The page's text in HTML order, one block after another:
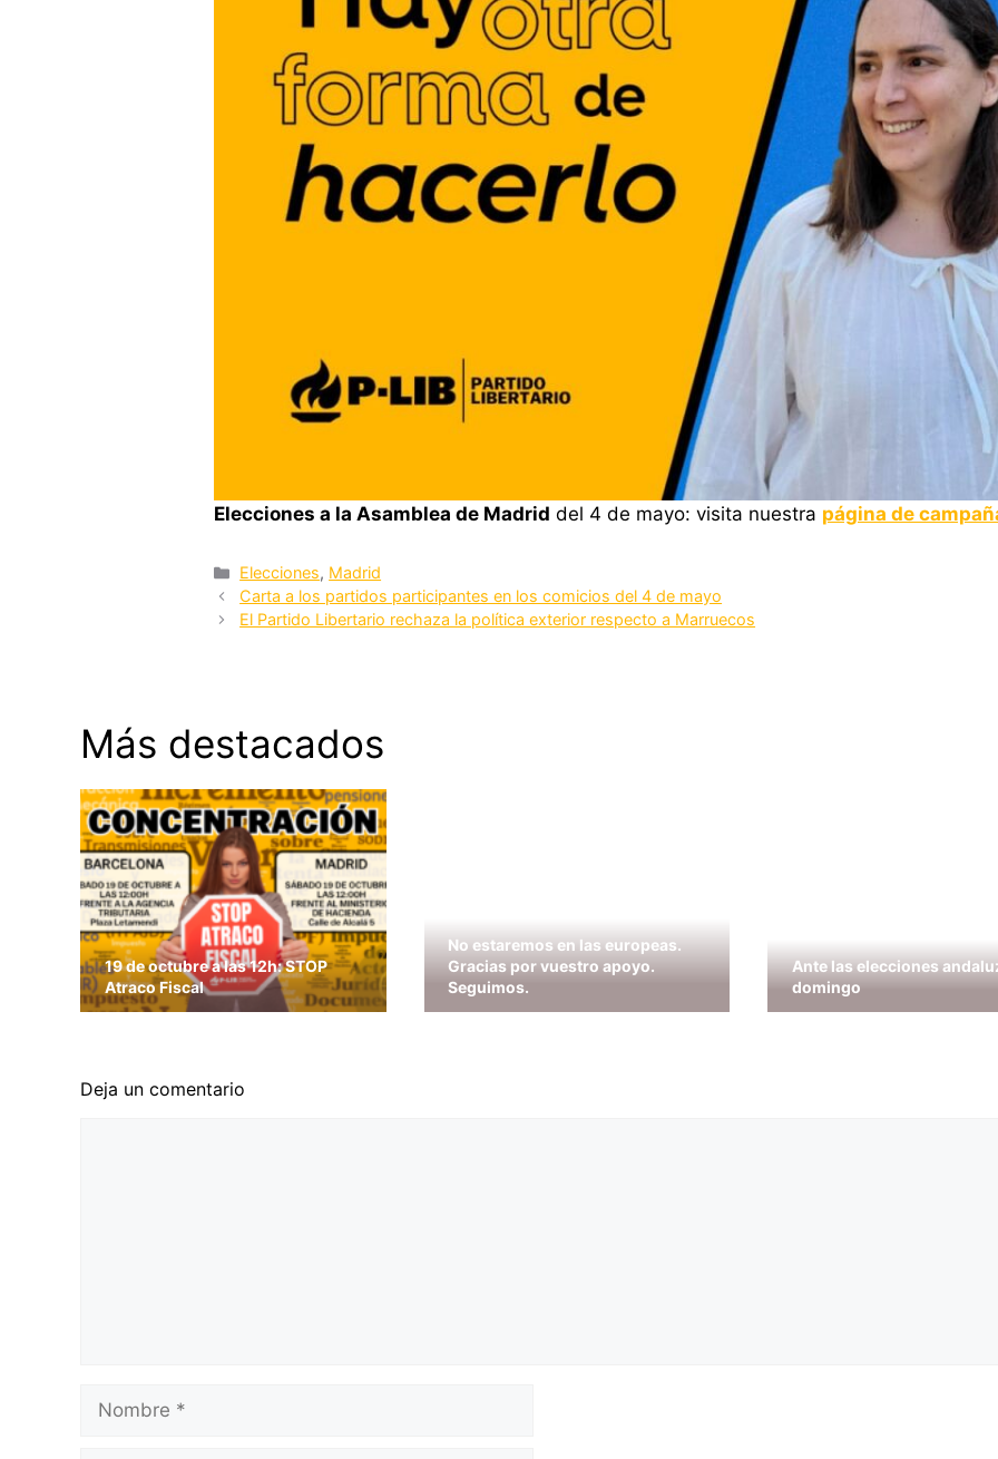
Elecciones a la Asamblea de Madrid del 4 de mayo: visita nuestra página de
Categorías
Elecciones, Madrid
Carta a los partidos participantes en los comicios del 4 de mayo
El Partido Libertario rechaza la política exterior respecto a Marruecos
Más destacados
19 de octubre a las 12h: STOP
Atraco Fiscal
No estaremos en las europeas.
Gracias por vuestro apoyo.
Seguimos.
Ante las elecciones
domingo
Deja un comentario